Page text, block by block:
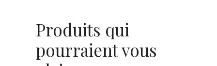
Produits qui
pourraient vous